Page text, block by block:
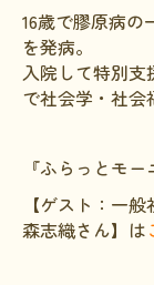
病気と生きる広場
インタビュー一
患者さんとご
社会保障制度
16歳で膠原病
を発病。
入院して特別支
で社会学・社会
『ふらっとモー
【ゲスト：一
森志織さん】は